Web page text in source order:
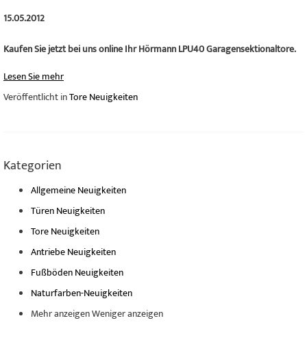
15.05.2012
Kaufen Sie jetzt bei uns online Ihr Hörmann LPU40 Garagensektionaltore.
Lesen Sie mehr
Veröffentlicht inTore Neuigkeiten
Kategorien
Allgemeine Neuigkeiten
Türen Neuigkeiten
Tore Neuigkeiten
Antriebe Neuigkeiten
Fußböden Neuigkeiten
Naturfarben-Neuigkeiten
Mehr anzeigenWeniger anzeigen